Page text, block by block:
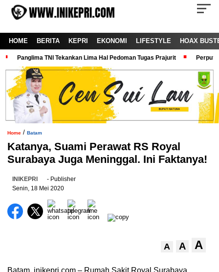
HOME BERITA KEPRI EKONOMI LIFESTYLE HOAX
Panglima TNI Tekankan Lima Hal Pedoman Tugas Prajurit
Home / Batam
Katanya, Suami Perawat RS Royal
Surabaya Juga Meninggal. Ini Faktanya!
INIKEPRI
- Publisher
Senin, 18 Mei 2020
A A A
Batam, inikepri.com – Rumah Sakit Royal Surabaya